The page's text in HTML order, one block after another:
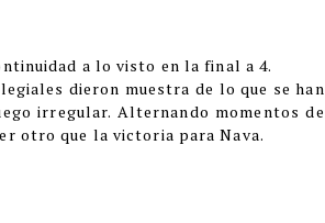
a lo visto en la final a 4.
dieron muestra de lo que se han
irregular. Alternando momentos de
otro que la victoria para Nava.